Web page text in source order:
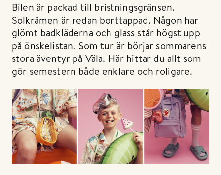
Bilen är packad till bristningsgränsen.
Solkrämen är redan borttappad. Någon har
glömt badkläderna och glass står högst upp
på önskelistan. Som tur är börjar sommarens
stora äventyr på Väla. Här hittar du allt som
gör semestern både enklare och roligare.